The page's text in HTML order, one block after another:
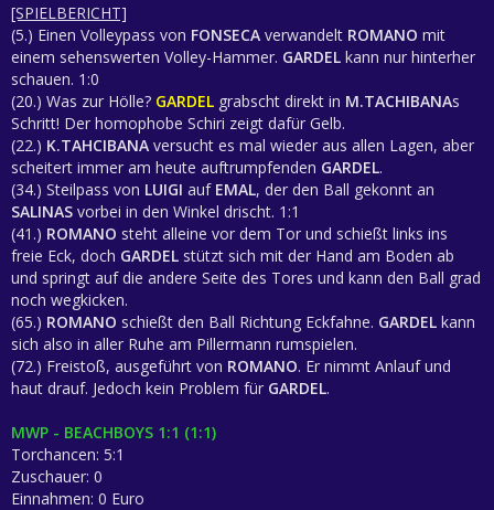
[SPIELBERICHT]
(5.) Einen Volleypass von FONSECA verwandelt ROMANO mit
einem sehenswerten Volley-Hammer. GARDEL kann nur hinterher
schauen. 1:0
(20.) Was zur Hölle? GARDEL grabscht direkt in M.TACHIBANAs
Schritt! Der homophobe Schiri zeigt dafür Gelb.
(22.) K.TAHCIBANA versucht es mal wieder aus allen Lagen, aber
scheitert immer am heute auftrumpfenden GARDEL.
(34.) Steilpass von LUIGI auf EMAL, der den Ball gekonnt an
SALINAS vorbei in den Winkel drischt. 1:1
(41.) ROMANO steht alleine vor dem Tor und schießt links ins
freie Eck, doch GARDEL stützt sich mit der Hand am Boden ab
und springt auf die andere Seite des Tores und kann den Ball grad
noch wegkicken.
(65.) ROMANO schießt den Ball Richtung Eckfahne. GARDEL kann
sich also in aller Ruhe am Pillermann rumspielen.
(72.) Freistoß, ausgeführt von ROMANO. Er nimmt Anlauf und
haut drauf. Jedoch kein Problem für GARDEL.
MWP - BEACHBOYS 1:1 (1:1)
Torchancen: 5:1
Zuschauer: 0
Einnahmen: 0 Euro